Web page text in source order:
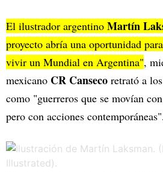
El ilustrador argentino Martín
proyecto abría una oportunidad
vivir un Mundial en Argentina",
mexicano CR Canseco retrató a
como "guerreros que se movían
pero con acciones contemporáneas".